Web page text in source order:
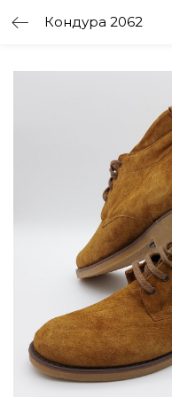
Кондура 2062
LOGIN
Enter your username
Remember me